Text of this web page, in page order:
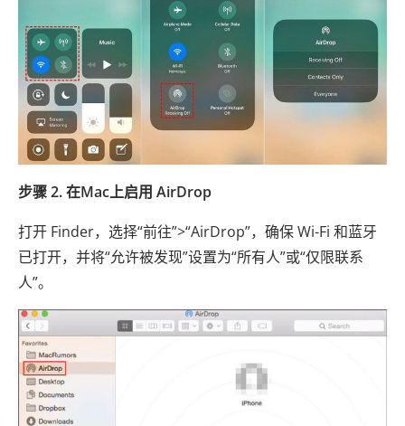
步骤 2. 在Mac上启用 AirDrop
打开 Finder，选择“前往”>“AirDrop”，确保 Wi-Fi 和蓝牙
已打开，并将“允许被发现”设置为“所有人”或“仅限联系
人”。